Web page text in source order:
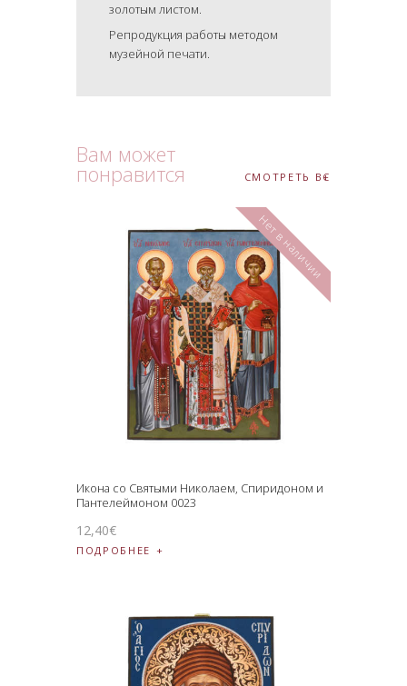
золотым листом.
Репродукция работы методом
музейной печати.
Вам может
понравится СМОТРЕТЬ ВСЕ
Нет в наличии
Икона со Святыми Николаем, Спиридоном и
Пантелеймоном 0023
12,40€
ПОДРОБНЕЕ